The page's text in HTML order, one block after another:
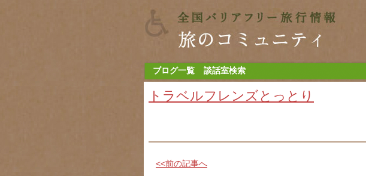
ブログ一覧 談話室検索
トラベルフレンズとっとり
<<前の記事へ